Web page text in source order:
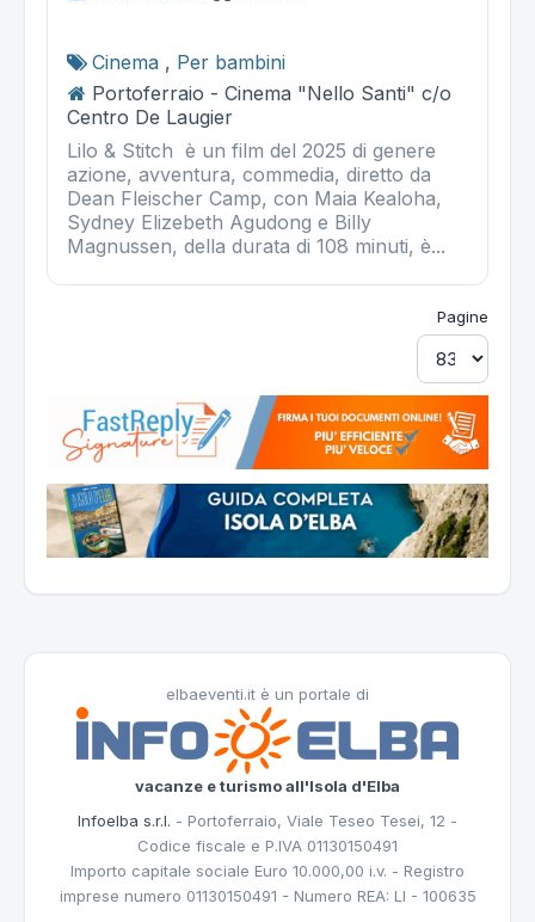
Cinema , Per bambini
Portoferraio - Cinema "Nello Santi" c/o
Centro De Laugier
Lilo & Stitch è un film del 2025 di genere
azione, avventura, commedia, diretto da
Dean Fleischer Camp, con Maia Kealoha,
Sydney Elizebeth Agudong e Billy
Magnussen, della durata di 108 minuti, è...
Pagine
elbaeventi.it è un portale di
vacanze e turismo all'Isola d'Elba
Infoelba s.r.l. - Portoferraio, Viale Teseo Tesei, 12 -
Codice fiscale e P.IVA 01130150491
Importo capitale sociale Euro 10.000,00 i.v. - Registro
imprese numero 01130150491 - Numero REA: LI - 100635